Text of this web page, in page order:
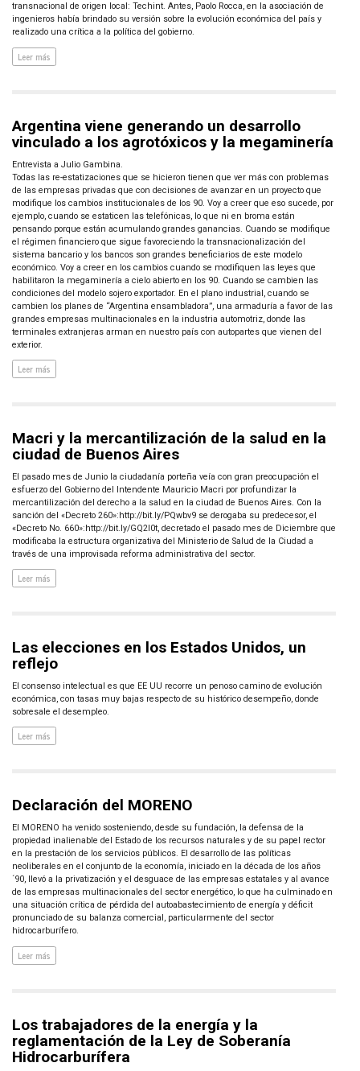
transnacional de origen local: Techint. Antes, Paolo Rocca, en la asociación de
ingenieros había brindado su versión sobre la evolución económica del país y
realizado una crítica a la política del gobierno.
Leer más
Argentina viene generando un desarrollo
vinculado a los agrotóxicos y la megaminería
Entrevista a Julio Gambina.
Todas las re-estatizaciones que se hicieron tienen que ver más con problemas
de las empresas privadas que con decisiones de avanzar en un proyecto que
modifique los cambios institucionales de los 90. Voy a creer que eso sucede, por
ejemplo, cuando se estaticen las telefónicas, lo que ni en broma están
pensando porque están acumulando grandes ganancias. Cuando se modifique
el régimen financiero que sigue favoreciendo la transnacionalización del
sistema bancario y los bancos son grandes beneficiarios de este modelo
económico. Voy a creer en los cambios cuando se modifiquen las leyes que
habilitaron la megaminería a cielo abierto en los 90. Cuando se cambien las
condiciones del modelo sojero exportador. En el plano industrial, cuando se
cambien los planes de “Argentina ensambladora”, una armaduría a favor de las
grandes empresas multinacionales en la industria automotriz, donde las
terminales extranjeras arman en nuestro país con autopartes que vienen del
exterior.
Leer más
Macri y la mercantilización de la salud en la
ciudad de Buenos Aires
El pasado mes de Junio la ciudadanía porteña veía con gran preocupación el
esfuerzo del Gobierno del Intendente Mauricio Macri por profundizar la
mercantilización del derecho a la salud en la ciudad de Buenos Aires. Con la
sanción del «Decreto 260»:http://bit.ly/PQwbv9 se derogaba su predecesor, el
«Decreto No. 660»:http://bit.ly/GQ2I0t, decretado el pasado mes de Diciembre que
modificaba la estructura organizativa del Ministerio de Salud de la Ciudad a
través de una improvisada reforma administrativa del sector.
Leer más
Las elecciones en los Estados Unidos, un
reflejo
El consenso intelectual es que EE UU recorre un penoso camino de evolución
económica, con tasas muy bajas respecto de su histórico desempeño, donde
sobresale el desempleo.
Leer más
Declaración del MORENO
El MORENO ha venido sosteniendo, desde su fundación, la defensa de la
propiedad inalienable del Estado de los recursos naturales y de su papel rector
en la prestación de los servicios públicos. El desarrollo de las políticas
neoliberales en el conjunto de la economía, iniciado en la década de los años
´90, llevó a la privatización y el desguace de las empresas estatales y al avance
de las empresas multinacionales del sector energético, lo que ha culminado en
una situación crítica de pérdida del autoabastecimiento de energía y déficit
pronunciado de su balanza comercial, particularmente del sector
hidrocarburífero.
Leer más
Los trabajadores de la energía y la
reglamentación de la Ley de Soberanía
Hidrocarburífera